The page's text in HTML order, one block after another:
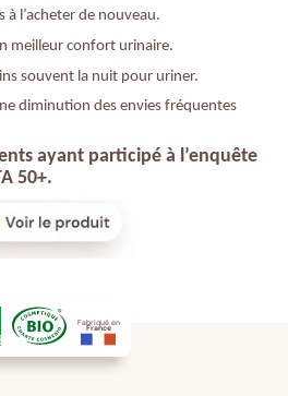
l’acheter de nouveau.
meilleur confort urinaire.
souvent la nuit pour uriner.
diminution des envies fréquentes
ayant participé à l’enquête
50+.
Fabriqué en
France